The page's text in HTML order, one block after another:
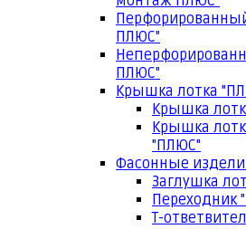
ПЛЮС"
ПЛЮС"
Крышка лотка
Крышка
Крышка
"ПЛЮС"
Фасонные
Заглушка
Переходник
Т-